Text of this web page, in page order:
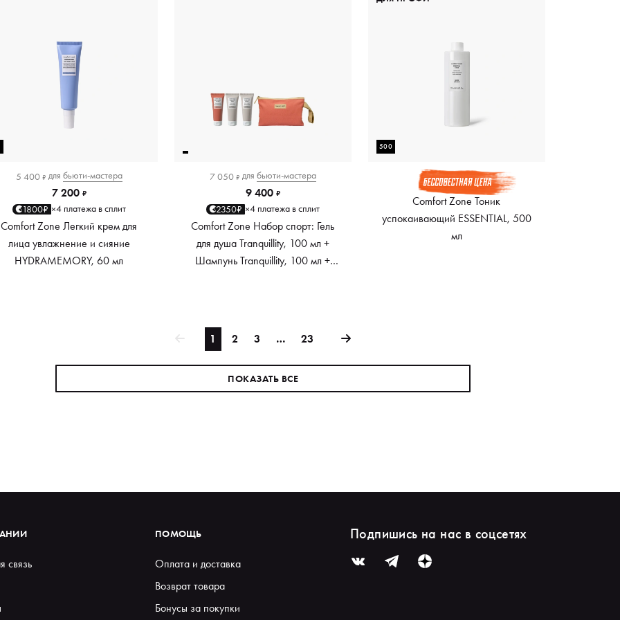
5 400 ₽ для бьюти-мастера
7 200 ₽
1800₽ ×4 платежа в сплит
Comfort Zone Легкий крем для
лица увлажнение и сияние
HYDRAMEMORY, 60 мл
7 050 ₽ для бьюти-мастера
9 400 ₽
2350₽ ×4 платежа в сплит
Comfort Zone Набор спорт: Гель
для душа Tranquillity, 100 мл +
Шампунь Tranquillity, 100 мл +
500
Comfort Zone Тоник
успокаивающий ESSENTIAL, 500
мл
1 2 3 … 23
ПОКАЗАТЬ ВСЕ
связь
ПОМОЩЬ
Оплата и доставка
Возврат товара
Бонусы за покупки
Подпишись на нас в соцсетях